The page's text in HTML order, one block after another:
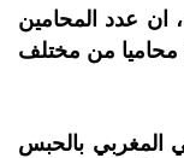
عدد المحامين
المسجلين للدفاع عن الطبيب حولي 30 محاميا من مختلف
الجنائي المغربي بالحبس